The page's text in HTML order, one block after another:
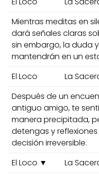
Mientras meditas en
dará señales claras
sin embargo, la duda
mantendrán en un
El Loco
La
Después de un
antiguo amigo, te
manera precipitada,
detengas y
decisión irreversible.
El Loco ▼
La